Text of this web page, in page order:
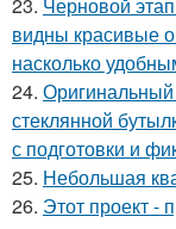
видны красивые
насколько
24.
стеклянной
с подготовки и
25. Небольшая
26. Этот проект -